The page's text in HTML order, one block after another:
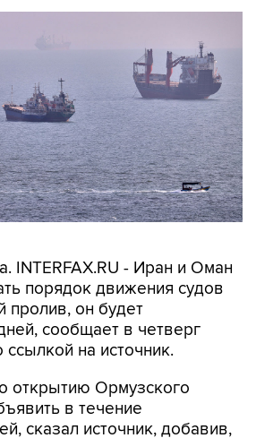
INTERFAX.RU - Иран и Оман
порядок движения судов
пролив, он будет
сообщает в четверг
на источник.
открытию Ормузского
в течение
сказал источник, добавив,